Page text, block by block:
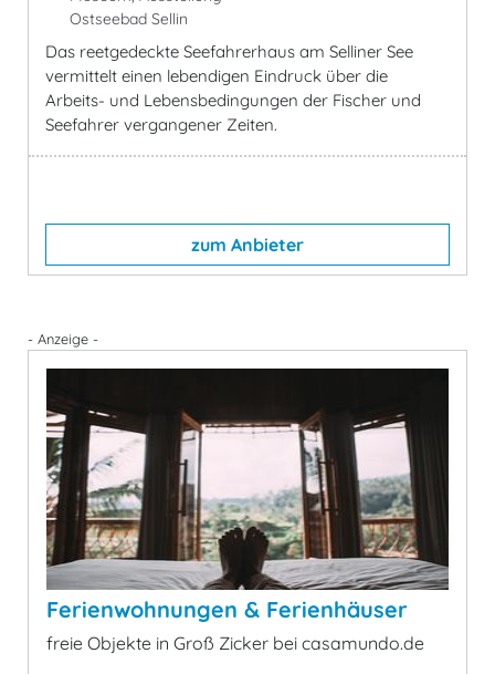
Ostseebad Sellin
Das reetgedeckte Seefahrerhaus am Selliner See
vermittelt einen lebendigen Eindruck über die
Arbeits- und Lebensbedingungen der Fischer und
Seefahrer vergangener Zeiten.
zum Anbieter
- Anzeige -
Ferienwohnungen & Ferienhäuser
freie Objekte in Groß Zicker bei casamundo.de